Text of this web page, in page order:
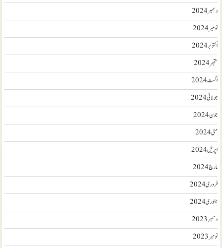
دسمبر 2024
نومبر 2024
اکتوبر 2024
ستمبر 2024
اگست 2024
جولائی 2024
جون 2024
مئی 2024
اپریل 2024
مارچ 2024
فروری 2024
جنوری 2024
دسمبر 2023
نومبر 2023